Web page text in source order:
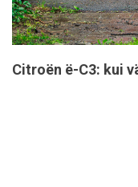
Citroën ë-C3: kui